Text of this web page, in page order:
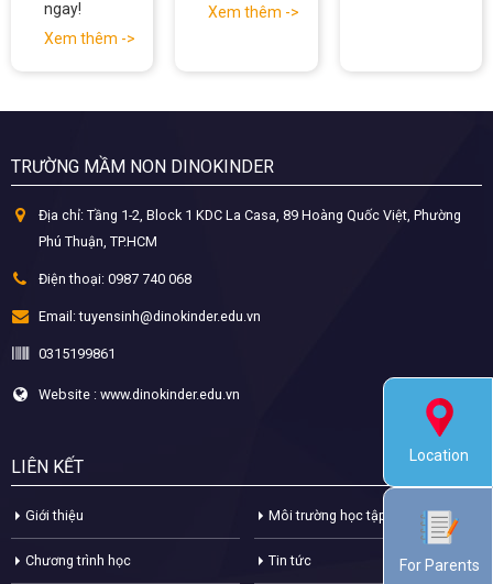
ngay!
Xem thêm ->
Xem thêm ->
TRƯỜNG MẦM NON DINOKINDER
Địa chỉ: Tầng 1-2, Block 1 KDC La Casa, 89 Hoàng Quốc Việt, Phường
Phú Thuận, TP.HCM
Điện thoại: 0987 740 068
Email: tuyensinh@dinokinder.edu.vn
0315199861
Website : www.dinokinder.edu.vn
LIÊN KẾT
Giới thiệu
Chương trình học
Môi trường học tập
Tin tức
Location
For Parents